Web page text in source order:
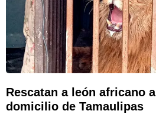
Rescatan a león africano
domicilio de Tamaulipas